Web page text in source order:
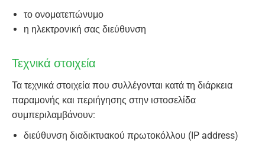
το ονοματεπώνυμο
η ηλεκτρονική σας διεύθυνση
Τεχνικά στοιχεία
Τα τεχνικά στοιχεία που συλλέγονται κατά τη διάρκεια
παραμονής και περιήγησης στην ιστοσελίδα
συμπεριλαμβάνουν:
διεύθυνση διαδικτυακού πρωτοκόλλου (IP address)